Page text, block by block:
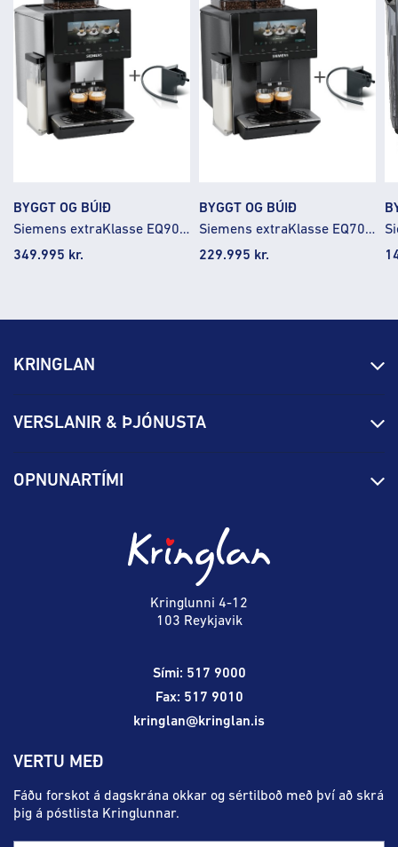
BYGGT OG BÚIÐ
Siemens extraKlasse EQ900 iAroma Espresso kaffivél
349.995 kr.
BYGGT OG BÚIÐ
Siemens extraKlasse EQ700 iAroma Espresso kaffivél
229.995 kr.
Kringlunni 4-12
103 Reykjavik
Sími: 517 9000
Fax: 517 9010
kringlan@kringlan.is
KRINGLAN
Laus störf
Stjórn og starfsfólk
Hafðu samband
Persónuverndarstefna
VERSLANIR & ÞJÓNUSTA
Borgarbókasafn
OPNUNARTÍMI
VERTU MEÐ
Fáðu forskot á dagskrána okkar og sértilboð með því að skrá
þig á póstlista Kringlunnar.